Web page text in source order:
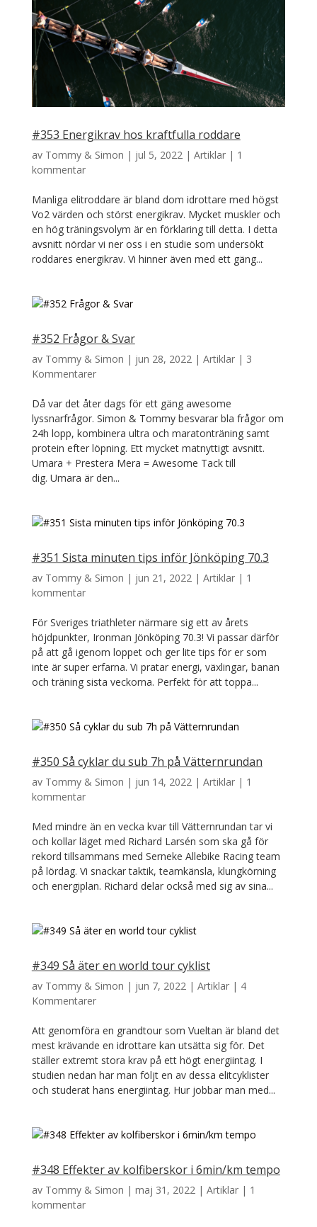
#353 Energikrav hos kraftfulla roddare
av Tommy & Simon | jul 5, 2022| Artiklar| 1
kommentar
Manliga elitroddare är bland dom idrottare med högst
Vo2 värden och störst energikrav. Mycket muskler och
en hög träningsvolym är en förklaring till detta. I detta
avsnitt nördar vi ner oss i en studie som undersökt
roddares energikrav. Vi hinner även med ett gäng...
#352 Frågor & Svar
av Tommy & Simon | jun 28, 2022| Artiklar| 3
Kommentarer
Då var det åter dags för ett gäng awesome
lyssnarfrågor. Simon & Tommy besvarar bla frågor om
24h lopp, kombinera ultra och maratonträning samt
protein efter löpning. Ett mycket matnyttigt avsnitt.
Umara + Prestera Mera = Awesome Tack till
dig. Umara är den...
#351 Sista minuten tips inför Jönköping 70.3
av Tommy & Simon | jun 21, 2022| Artiklar| 1
kommentar
För Sveriges triathleter närmare sig ett av årets
höjdpunkter, Ironman Jönköping 70.3! Vi passar därför
på att gå igenom loppet och ger lite tips för er som
inte är super erfarna. Vi pratar energi, växlingar, banan
och träning sista veckorna. Perfekt för att toppa...
#350 Så cyklar du sub 7h på Vätternrundan
av Tommy & Simon | jun 14, 2022| Artiklar| 1
kommentar
Med mindre än en vecka kvar till Vätternrundan tar vi
och kollar läget med Richard Larsén som ska gå för
rekord tillsammans med Serneke Allebike Racing team
på lördag. Vi snackar taktik, teamkänsla, klungkörning
och energiplan. Richard delar också med sig av sina...
#349 Så äter en world tour cyklist
av Tommy & Simon | jun 7, 2022| Artiklar| 4
Kommentarer
Att genomföra en grandtour som Vueltan är bland det
mest krävande en idrottare kan utsätta sig för. Det
ställer extremt stora krav på ett högt energiintag. I
studien nedan har man följt en av dessa elitcyklister
och studerat hans energiintag. Hur jobbar man med...
#348 Effekter av kolfiberskor i 6min/km tempo
av Tommy & Simon | maj 31, 2022| Artiklar| 1
kommentar